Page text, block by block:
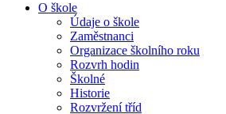
O škole
Údaje o škole
Zaměstnanci
Organizace školního roku
Rozvrh hodin
Školné
Historie
Rozvržení tříd